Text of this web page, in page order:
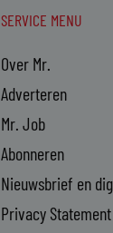
SERVICE MENU
Over Mr.
Adverteren
Mr. Job
Abonneren
Nieuwsbrief en
Privacy Statement